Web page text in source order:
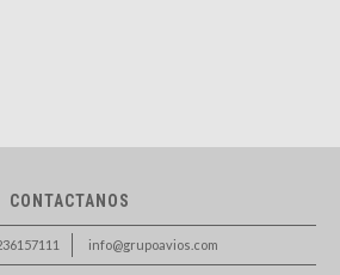
CONTACTANOS
info@grupoavios.com